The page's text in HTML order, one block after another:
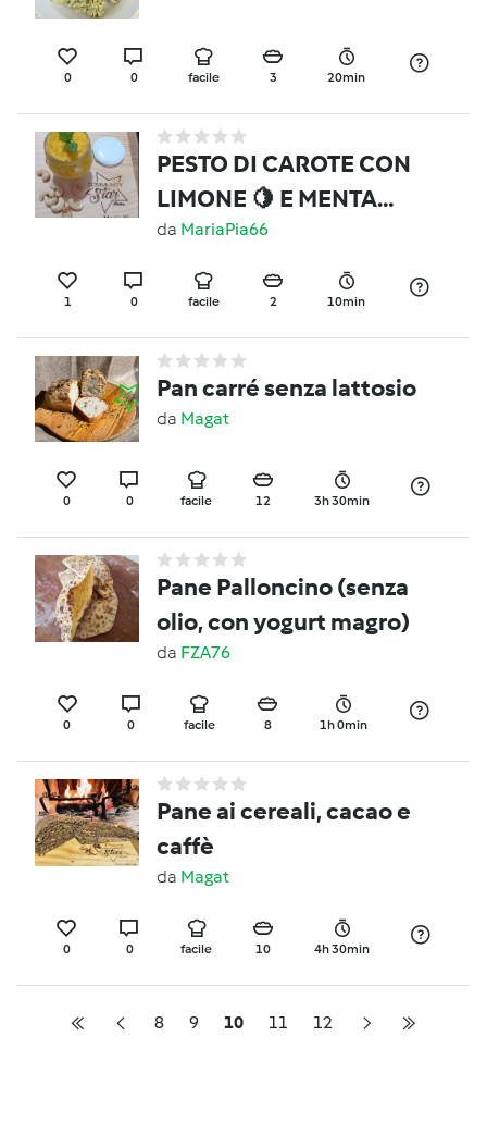
0 0 facile 3 20min
PESTO DI CAROTE CON
LIMONE 🍋 E MENTA🌿
contest condimenti per
pasta
da MariaPia66
1 0 facile 2 10min
Pan carré senza lattosio
da Magat
0 0 facile 12 3h 30min
Pane Palloncino (senza
olio, con yogurt magro)
da FZA76
0 0 facile 8 1h 0min
Pane ai cereali, cacao e
caffè
da Magat
0 0 facile 10 4h 30min
8 9 10 11 12